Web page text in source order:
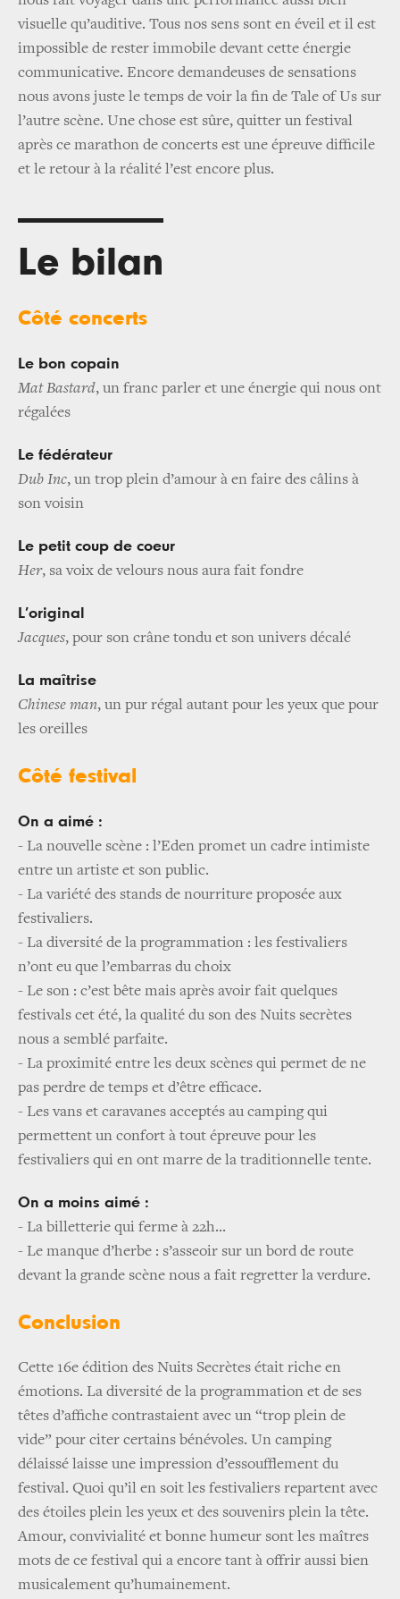
visuelle qu’auditive. Tous nos sens sont en éveil et il est
impossible de rester immobile devant cette énergie
communicative. Encore demandeuses de sensations
nous avons juste le temps de voir la fin de Tale of Us sur
l’autre scène. Une chose est sûre, quitter un festival
après ce marathon de concerts est une épreuve difficile
et le retour à la réalité l’est encore plus.
Le bilan
Côté concerts
Le bon copain
Mat Bastard, un franc parler et une énergie qui nous ont
régalées
Le fédérateur
Dub Inc, un trop plein d’amour à en faire des câlins à
son voisin
Le petit coup de coeur
Her, sa voix de velours nous aura fait fondre
L’original
Jacques, pour son crâne tondu et son univers décalé
La maîtrise
Chinese man, un pur régal autant pour les yeux que pour
les oreilles
Côté festival
On a aimé :
- La nouvelle scène : l’Eden promet un cadre intimiste
entre un artiste et son public.
- La variété des stands de nourriture proposée aux
festivaliers.
- La diversité de la programmation : les festivaliers
n’ont eu que l’embarras du choix
- Le son : c’est bête mais après avoir fait quelques
festivals cet été, la qualité du son des Nuits secrètes
nous a semblé parfaite.
- La proximité entre les deux scènes qui permet de ne
pas perdre de temps et d’être efficace.
- Les vans et caravanes acceptés au camping qui
permettent un confort à tout épreuve pour les
festivaliers qui en ont marre de la traditionnelle tente.
On a moins aimé :
- La billetterie qui ferme à 22h...
- Le manque d’herbe : s’asseoir sur un bord de route
devant la grande scène nous a fait regretter la verdure.
Conclusion
Cette 16e édition des Nuits Secrètes était riche en
émotions. La diversité de la programmation et de ses
têtes d’affiche contrastaient avec un “trop plein de
vide” pour citer certains bénévoles. Un camping
délaissé laisse une impression d’essoufflement du
festival. Quoi qu’il en soit les festivaliers repartent avec
des étoiles plein les yeux et des souvenirs plein la tête.
Amour, convivialité et bonne humeur sont les maîtres
mots de ce festival qui a encore tant à offrir aussi bien
musicalement qu’humainement.